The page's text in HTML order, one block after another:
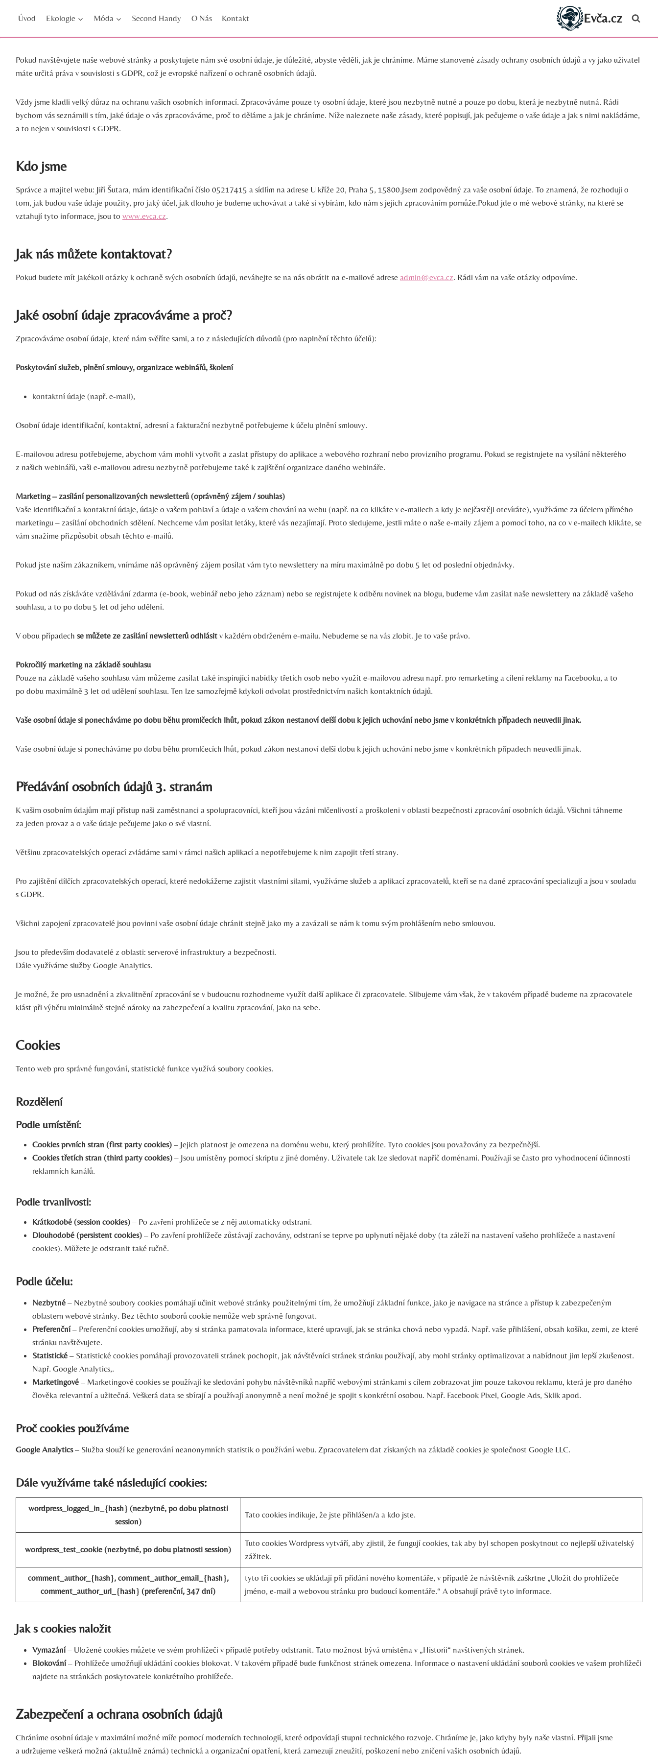
Úvod Ekologie Móda Second Handy O Nás Kontakt Evča.cz
Pokud navštěvujete naše webové stránky a poskytujete nám své osobní údaje, je důležité, abyste věděli, jak je chráníme. Máme stanovené zásady ochrany osobních údajů a vy jako uživatel
máte určitá práva v souvislosti s GDPR, což je evropské nařízení o ochraně osobních údajů.
Vždy jsme kladli velký důraz na ochranu vašich osobních informací. Zpracováváme pouze ty osobní údaje, které jsou nezbytně nutné a pouze po dobu, která je nezbytně nutná. Rádi
bychom vás seznámili s tím, jaké údaje o vás zpracováváme, proč to děláme a jak je chráníme. Níže naleznete naše zásady, které popisují, jak pečujeme o vaše údaje a jak s nimi nakládáme,
a to nejen v souvislosti s GDPR.
Kdo jsme
Správce a majitel webu: Jiří Šutara, mám identifikační číslo 05217415 a sídlím na adrese U kříže 20, Praha 5, 15800.Jsem zodpovědný za vaše osobní údaje. To znamená, že rozhoduji o
tom, jak budou vaše údaje použity, pro jaký účel, jak dlouho je budeme uchovávat a také si vybírám, kdo nám s jejich zpracováním pomůže.Pokud jde o mé webové stránky, na které se
vztahují tyto informace, jsou to www.evca.cz.
Jak nás můžete kontaktovat?
Pokud budete mít jakékoli otázky k ochraně svých osobních údajů, neváhejte se na nás obrátit na e-mailové adrese admin@evca.cz. Rádi vám na vaše otázky odpovíme.
Jaké osobní údaje zpracováváme a proč?
Zpracováváme osobní údaje, které nám svěříte sami, a to z následujících důvodů (pro naplnění těchto účelů):
Poskytování služeb, plnění smlouvy, organizace webinářů, školení
kontaktní údaje (např. e-mail),
Osobní údaje identifikační, kontaktní, adresní a fakturační nezbytně potřebujeme k účelu plnění smlouvy.
E-mailovou adresu potřebujeme, abychom vám mohli vytvořit a zaslat přístupy do aplikace a webového rozhraní nebo provizního programu. Pokud se registrujete na vysílání některého
z našich webinářů, vaši e-mailovou adresu nezbytně potřebujeme také k zajištění organizace daného webináře.
Marketing – zasílání personalizovaných newsletterů (oprávněný zájem / souhlas)
Vaše identifikační a kontaktní údaje, údaje o vašem pohlaví a údaje o vašem chování na webu (např. na co klikáte v e-mailech a kdy je nejčastěji otevíráte), využíváme za účelem přímého
marketingu – zasílání obchodních sdělení. Nechceme vám posílat letáky, které vás nezajímají. Proto sledujeme, jestli máte o naše e-maily zájem a pomocí toho, na co v e-mailech klikáte, se
vám snažíme přizpůsobit obsah těchto e-mailů.
Pokud jste naším zákazníkem, vnímáme náš oprávněný zájem posílat vám tyto newslettery na míru maximálně po dobu 5 let od poslední objednávky.
Pokud od nás získáváte vzdělávání zdarma (e-book, webinář nebo jeho záznam) nebo se registrujete k odběru novinek na blogu, budeme vám zasílat naše newslettery na základě vašeho
souhlasu, a to po dobu 5 let od jeho udělení.
V obou případech se můžete ze zasílání newsletterů odhlásit v každém obdrženém e-mailu. Nebudeme se na vás zlobit. Je to vaše právo.
Pokročilý marketing na základě souhlasu
Pouze na základě vašeho souhlasu vám můžeme zasílat také inspirující nabídky třetích osob nebo využít e-mailovou adresu např. pro remarketing a cílení reklamy na Facebooku, a to
po dobu maximálně 3 let od udělení souhlasu. Ten lze samozřejmě kdykoli odvolat prostřednictvím našich kontaktních údajů.
Vaše osobní údaje si ponecháváme po dobu běhu promlčecích lhůt, pokud zákon nestanoví delší dobu k jejich uchování nebo jsme v konkrétních případech neuvedli jinak.
Vaše osobní údaje si ponecháváme po dobu běhu promlčecích lhůt, pokud zákon nestanoví delší dobu k jejich uchování nebo jsme v konkrétních případech neuvedli jinak.
Předávání osobních údajů 3. stranám
K vašim osobním údajům mají přístup naši zaměstnanci a spolupracovníci, kteří jsou vázáni mlčenlivostí a proškoleni v oblasti bezpečnosti zpracování osobních údajů. Všichni táhneme
za jeden provaz a o vaše údaje pečujeme jako o své vlastní.
Většinu zpracovatelských operací zvládáme sami v rámci našich aplikací a nepotřebujeme k nim zapojit třetí strany.
Pro zajištění dílčích zpracovatelských operací, které nedokážeme zajistit vlastními silami, využíváme služeb a aplikací zpracovatelů, kteří se na dané zpracování specializují a jsou v souladu
s GDPR.
Všichni zapojení zpracovatelé jsou povinni vaše osobní údaje chránit stejně jako my a zavázali se nám k tomu svým prohlášením nebo smlouvou.
Jsou to především dodavatelé z oblasti: serverové infrastruktury a bezpečnosti.
Dále využíváme služby Google Analytics.
Je možné, že pro usnadnění a zkvalitnění zpracování se v budoucnu rozhodneme využít další aplikace či zpracovatele. Slibujeme vám však, že v takovém případě budeme na zpracovatele
klást při výběru minimálně stejné nároky na zabezpečení a kvalitu zpracování, jako na sebe.
Cookies
Tento web pro správné fungování, statistické funkce využívá soubory cookies.
Rozdělení
Podle umístění:
Cookies prvních stran (first party cookies) – Jejich platnost je omezena na doménu webu, který prohlížíte. Tyto cookies jsou považovány za bezpečnější.
Cookies třetích stran (third party cookies) – Jsou umístěny pomocí skriptu z jiné domény. Uživatele tak lze sledovat napříč doménami. Používají se často pro vyhodnocení účinnosti
reklamních kanálů.
Podle trvanlivosti:
Krátkodobé (session cookies) – Po zavření prohlížeče se z něj automaticky odstraní.
Dlouhodobé (persistent cookies) – Po zavření prohlížeče zůstávají zachovány, odstraní se teprve po uplynutí nějaké doby (ta záleží na nastavení vašeho prohlížeče a nastavení
cookies). Můžete je odstranit také ručně.
Podle účelu:
Nezbytné – Nezbytné soubory cookies pomáhají učinit webové stránky použitelnými tím, že umožňují základní funkce, jako je navigace na stránce a přístup k zabezpečeným
oblastem webové stránky. Bez těchto souborů cookie nemůže web správně fungovat.
Preferenční– Preferenční cookies umožňují, aby si stránka pamatovala informace, které upravují, jak se stránka chová nebo vypadá. Např. vaše přihlášení, obsah košíku, zemi, ze které
stránku navštěvujete.
Statistické – Statistické cookies pomáhají provozovateli stránek pochopit, jak návštěvníci stránek stránku používají, aby mohl stránky optimalizovat a nabídnout jim lepší zkušenost.
Např. Google Analytics,.
Marketingové – Marketingové cookies se používají ke sledování pohybu návštěvníků napříč webovými stránkami s cílem zobrazovat jim pouze takovou reklamu, která je pro daného
člověka relevantní a užitečná. Veškerá data se sbírají a používají anonymně a není možné je spojit s konkrétní osobou. Např. Facebook Pixel, Google Ads, Sklik apod.
Proč cookies používáme
Google Analytics– Služba slouží ke generování neanonymních statistik o používání webu. Zpracovatelem dat získaných na základě cookies je společnost Google LLC.
Dále využíváme také následující cookies:
wordpress_logged_in_{hash} (nezbytné, po dobu platnosti
session)
Tato cookies indikuje, že jste přihlášen/a a kdo jste.
wordpress_test_cookie (nezbytné, po dobu platnosti session)
Tuto cookies Wordpress vytváří, aby zjistil, že fungují cookies, tak aby byl schopen poskytnout co nejlepší uživatelský
zážitek.
comment_author_{hash}, comment_author_email_{hash},
comment_author_url_{hash} (preferenční, 347 dní)
tyto tři cookies se ukládají při přidání nového komentáře, v případě že návštěvník zaškrtne „Uložit do prohlížeče
jméno, e-mail a webovou stránku pro budoucí komentáře.“ A obsahují právě tyto informace.
Jak s cookies naložit
Vymazání– Uložené cookies můžete ve svém prohlížeči v případě potřeby odstranit. Tato možnost bývá umístěna v „Historii“ navštívených stránek.
Blokování– Prohlížeče umožňují ukládání cookies blokovat. V takovém případě bude funkčnost stránek omezena. Informace o nastavení ukládání souborů cookies ve vašem prohlížeči
najdete na stránkách poskytovatele konkrétního prohlížeče.
Zabezpečení a ochrana osobních údajů
Chráníme osobní údaje v maximální možné míře pomocí moderních technologií, které odpovídají stupni technického rozvoje. Chráníme je, jako kdyby byly naše vlastní. Přijali jsme
a udržujeme veškerá možná (aktuálně známá) technická a organizační opatření, která zamezují zneužití, poškození nebo zničení vašich osobních údajů.